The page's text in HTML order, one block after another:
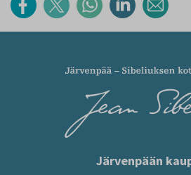
Järvenpään